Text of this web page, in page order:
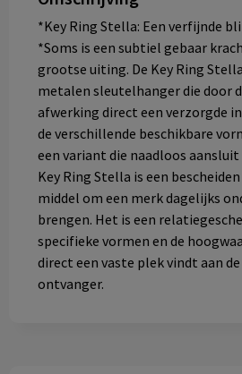
*Key Ring Stella: Een verfijnde
*Soms is een subtiel gebaar
grootse uiting. De Key Ring
metalen sleutelhanger die door
afwerking direct een verzorgde
de verschillende beschikbare
een variant die naadloos
Key Ring Stella is een
middel om een merk dagelijks
brengen. Het is een
specifieke vormen en de
direct een vaste plek vindt aan
ontvanger. ​